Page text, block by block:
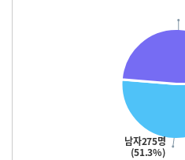
남자275명
(51.3%)